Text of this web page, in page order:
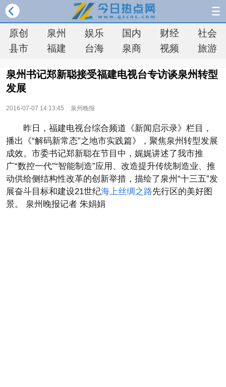
原创 泉州 娱乐 国内 财经
社会
县市
福建 台海 泉商 视频 旅游
泉州书记郑新聪接受福建电视台专访谈泉州转型
发展
2016-07-07 14:13:45 泉州晚报
昨日，福建电视台综合频道《新闻启示录》栏目，
播出《“解码新常态”之地市实践篇》，聚焦泉州转型发展
成效。市委书记郑新聪在节目中，娓娓讲述了我市推
广“数控一代”“智能制造”应用、改造提升传统制造业、推
动供给侧结构性改革的创新举措，描绘了泉州“十三五”发
展奋斗目标和建设21世纪海上丝绸之路先行区的美好图
景。 泉州晚报记者 朱娟娟